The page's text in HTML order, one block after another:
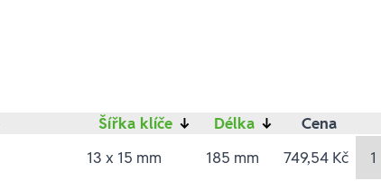
Šířka klíče ↓ Délka ↓ Cena
13 x 15 mm 185 mm 749,54 Kč